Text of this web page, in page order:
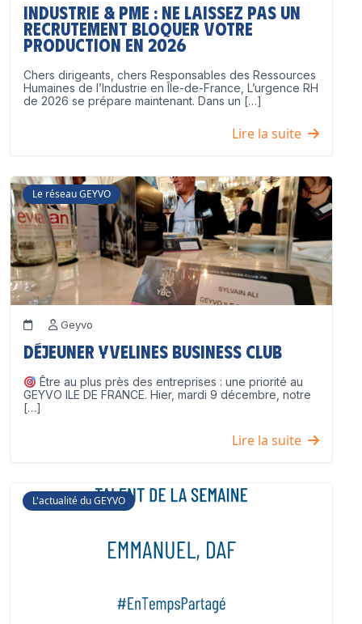
Industrie & PME : ne laissez pas un
recrutement bloquer votre
production en 2026
Chers dirigeants, chers Responsables des Ressources
Humaines de l’Industrie en Île-de-France, L’urgence RH
de 2026 se prépare maintenant. Dans un […]
Lire la suite
Le réseau GEYVO
Geyvo
Déjeuner Yvelines Business Club
Être au plus près des entreprises : une priorité au
GEYVO ILE DE FRANCE. Hier, mardi 9 décembre, notre
[…]
Lire la suite
L'actualité du GEYVO